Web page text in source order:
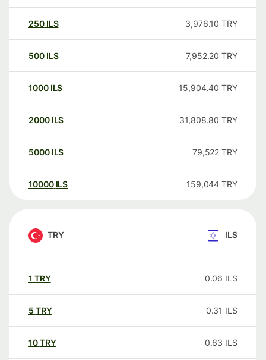
250 ILS 3,976.10 TRY
500 ILS 7,952.20 TRY
1000 ILS 15,904.40 TRY
2000 ILS 31,808.80 TRY
5000 ILS 79,522 TRY
10000 ILS 159,044 TRY
TRY ILS
1 TRY 0.06 ILS
5 TRY 0.31 ILS
10TRY 0.63 ILS